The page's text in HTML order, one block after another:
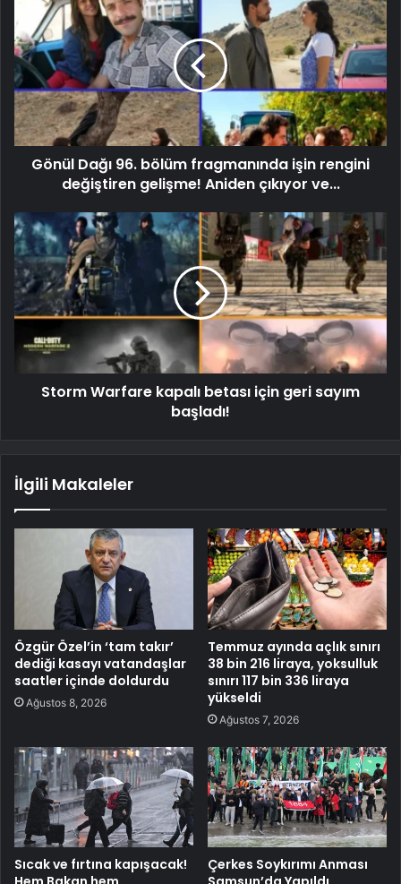
Gönül Dağı 96. bölüm fragmanında işin rengini
değiştiren gelişme! Aniden çıkıyor ve...
Storm Warfare kapalı betası için geri sayım
başladı!
İlgili Makaleler
Özgür Özel’in ‘tam takır’
dediği kasayı vatandaşlar
saatler içinde doldurdu
Ağustos 8, 2026
Temmuz ayında açlık sınırı
38 bin 216 liraya, yoksulluk
sınırı 117 bin 336 liraya
yükseldi
Ağustos 7, 2026
Sıcak ve fırtına kapışacak!
Çerkes Soykırımı Anması